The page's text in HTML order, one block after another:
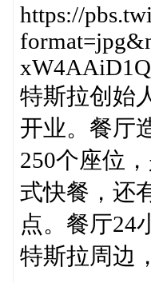
https://
特斯拉创始
开业。餐厅
250个座位
式快餐，还
点。餐厅24
特斯拉周边